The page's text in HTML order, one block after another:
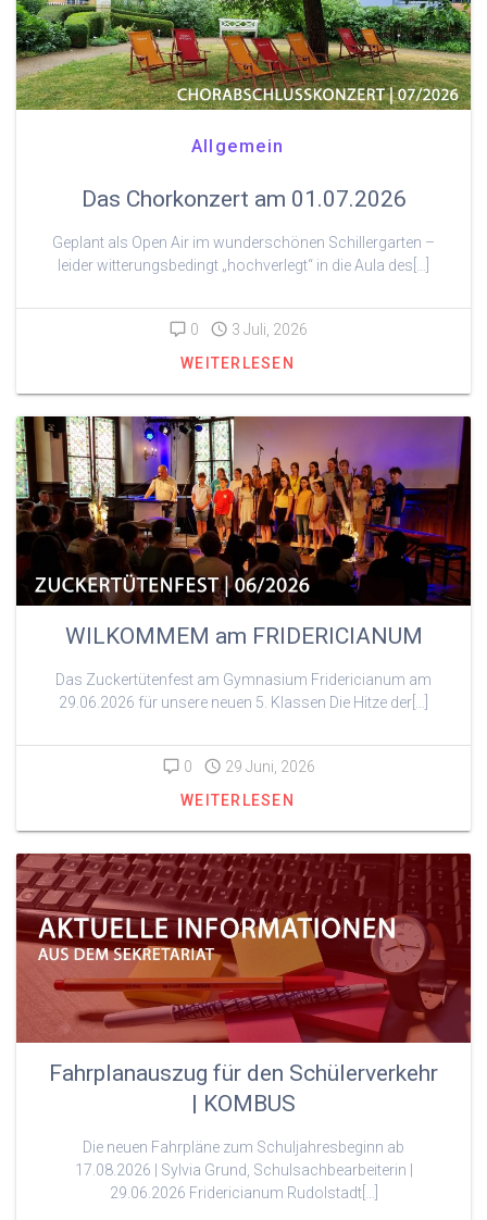
Allgemein
Das Chorkonzert am 01.07.2026
Geplant als Open Air im wunderschönen Schillergarten –
leider witterungsbedingt „hochverlegt“ in die Aula des[…]
0
3 Juli, 2026
WEITERLESEN
WILKOMMEM am FRIDERICIANUM
Das Zuckertütenfest am Gymnasium Fridericianum am
29.06.2026 für unsere neuen 5. Klassen Die Hitze der[…]
0
29 Juni, 2026
WEITERLESEN
Fahrplanauszug für den Schülerverkehr
| KOMBUS
Die neuen Fahrpläne zum Schuljahresbeginn ab
17.08.2026 | Sylvia Grund, Schulsachbearbeiterin |
29.06.2026 Fridericianum Rudolstadt[…]